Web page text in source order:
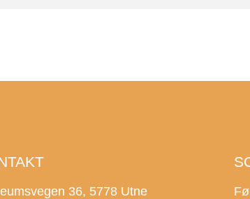
36, 5778 Utne